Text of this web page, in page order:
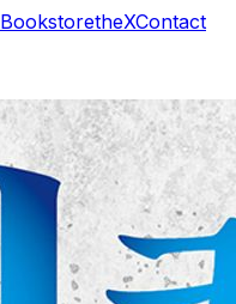
BookstoretheXContact